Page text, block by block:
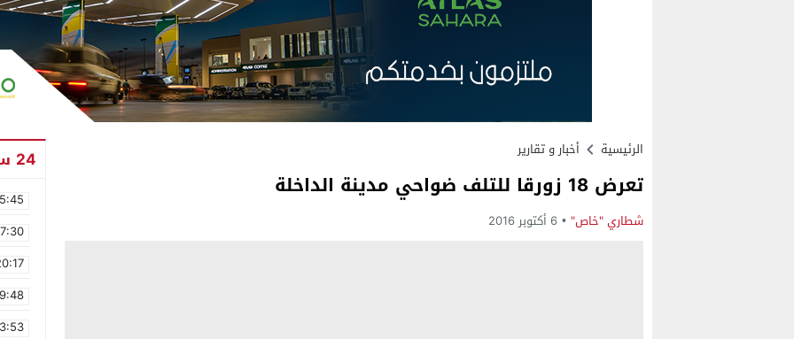
الرئيسية أخبار و تقارير
تعرض 18 زورقا للتلف ضواحي مدينة الداخلة
شطاري "خاص" 6 أكتوبر 2016
24 ساعة